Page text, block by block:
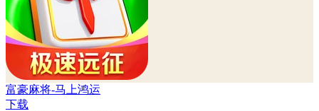
富豪麻将-马上鸿运
下载